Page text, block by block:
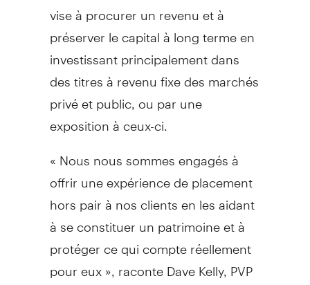
vise à procurer un revenu et à
préserver le capital à long terme en
investissant principalement dans
des titres à revenu fixe des marchés
privé et public, ou par une
exposition à ceux-ci.
« Nous nous sommes engagés à
offrir une expérience de placement
hors pair à nos clients en les aidant
à se constituer un patrimoine et à
protéger ce qui compte réellement
pour eux », raconte Dave Kelly, PVP